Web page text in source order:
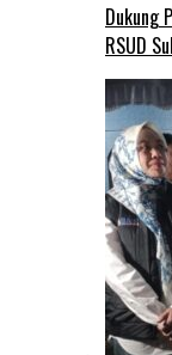
Dukung
RSUD